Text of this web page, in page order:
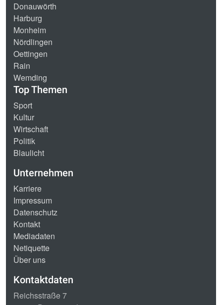
Donauwörth
Harburg
Monheim
Nördlingen
Oettingen
Rain
Wemding
Top Themen
Sport
Kultur
Wirtschaft
Politik
Blaulicht
Unternehmen
Karriere
Impressum
Datenschutz
Kontakt
Mediadaten
Netiquette
Über uns
Kontaktdaten
Reichsstraße 7